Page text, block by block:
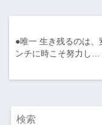
●唯一 生き残るのは
ンチに時こそ努力し…